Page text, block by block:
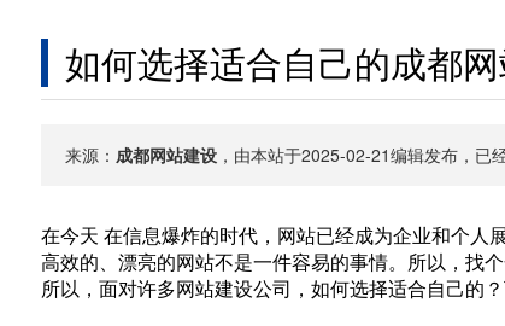
如何选择适合自己的成都
来源： 成都网站建设，由本站于2025-02-21编辑发布，已
在今天 在信息爆炸的时代，网站已经成为企业和个人
高效的、漂亮的网站不是一件容易的事情。所以，找
所以，面对许多网站建设公司，如何选择适合自己的